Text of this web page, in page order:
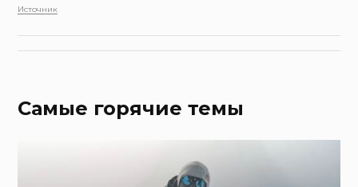
Источник
Самые горячие темы